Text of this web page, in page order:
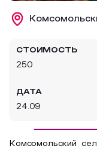
Образовательный
СТОИМОСТЬ
250
ДАТА
24.09
Комсомольский